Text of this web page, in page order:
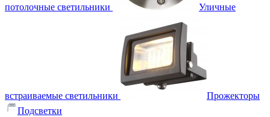
потолочные светильники Уличные
встраиваемые светильники
Прожекторы
Подсветки